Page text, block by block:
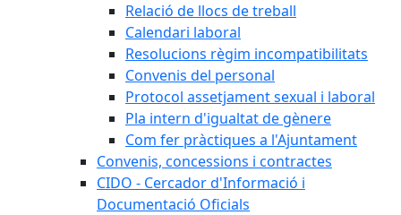
Relació de llocs de treball
Calendari laboral
Resolucions règim incompatibilitats
Convenis del personal
Protocol assetjament sexual i laboral
Pla intern d'igualtat de gènere
Com fer pràctiques a l'Ajuntament
Convenis, concessions i contractes
CIDO - Cercador d'Informació i
Documentació Oficials